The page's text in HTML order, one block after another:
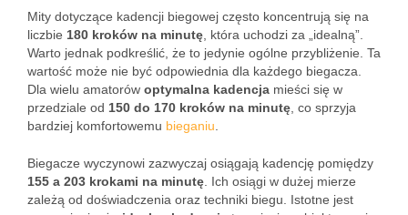
Mity dotyczące kadencji biegowej często koncentrują się na
liczbie 180 kroków na minutę , która uchodzi za „idealną”.
Warto jednak podkreślić, że to jedynie ogólne przybliżenie. Ta
wartość może nie być odpowiednia dla każdego biegacza.
Dla wielu amatorów optymalna kadencja mieści się w
przedziale od 150 do 170 kroków na minutę , co sprzyja
bardziej komfortowemu bieganiu
Biegacze wyczynowi zazwyczaj osiągają kadencję pomiędzy
155 a 203 krokami na minutę . Ich osiągi w dużej mierze
zależą od doświadczenia oraz techniki biegu. Istotne jest